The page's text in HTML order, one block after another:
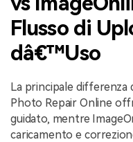
Flusso di
dâ€™Uso
La principale differenza
Photo Repair Online
guidato, mentre
caricamento e